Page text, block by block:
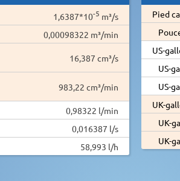
1,6387*10-5 m³/s
0,00098322 m³/min
16,387 cm³/s
983,22 cm³/min
0,98322 l/min
0,016387 l/s
58,993 l/h
Pied
US-
US-
US-
UK-
UK-
UK-